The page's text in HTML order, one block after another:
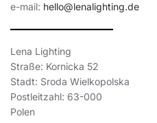
e-mail: hello@lenalighting.de
Lena Lighting
Straße: Kornicka 52
Stadt: Sroda Wielkopolska
Postleitzahl: 63-000
Polen